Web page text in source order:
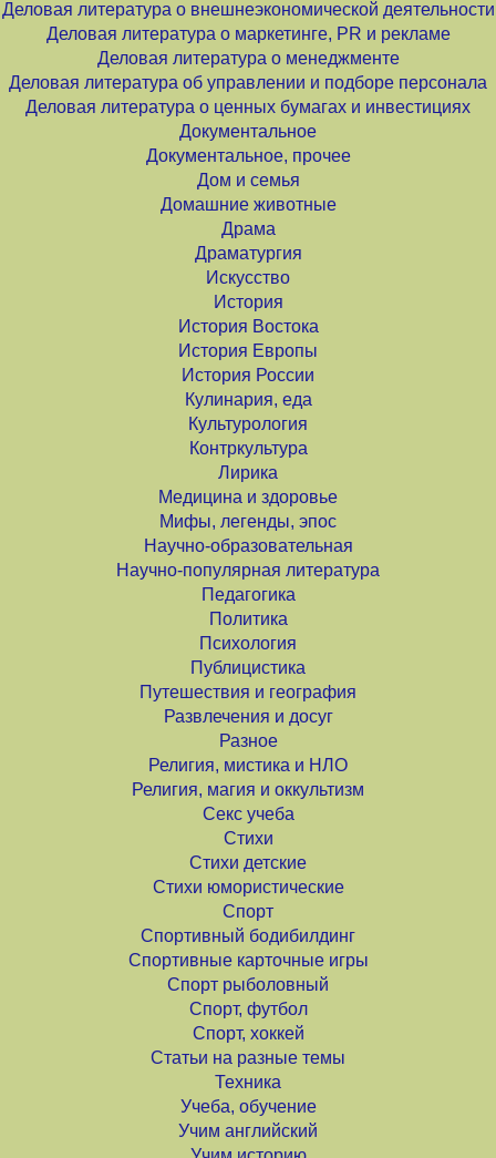
Деловая литература о внешнеэкономической деятельности
Деловая литература о маркетинге, PR и рекламе
Деловая литература о менеджменте
Деловая литература об управлении и подборе персонала
Деловая литература о ценных бумагах и инвестициях
Документальное
Документальное, прочее
Дом и семья
Домашние животные
Драма
Драматургия
Искусство
История
История Востока
История Европы
История России
Кулинария, еда
Культурология
Контркультура
Лирика
Медицина и здоровье
Мифы, легенды, эпос
Научно-образовательная
Научно-популярная литература
Педагогика
Политика
Психология
Публицистика
Путешествия и география
Развлечения и досуг
Разное
Религия, мистика и НЛО
Религия, магия и оккультизм
Секс учеба
Стихи
Стихи детские
Стихи юмористические
Спорт
Спортивный бодибилдинг
Спортивные карточные игры
Спорт рыболовный
Спорт, футбол
Спорт, хоккей
Статьи на разные темы
Техника
Учеба, обучение
Учим английский